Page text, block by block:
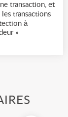
transaction, et
transactions
à
»